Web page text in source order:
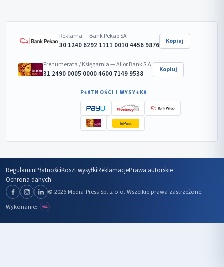
Reklama — Bank Pekao SA
30 1240 6292 1111 0010 4456 9876 Kopiuj
Prenumerata / Księgarnia — Alior Bank S.A.
31 2490 0005 0000 4600 7149 9538 Kopiuj
PŁATNOŚCI I WYSYŁKA
InPost
RegulaminPłatnościKoszt wysyłkiReklamacjePrawa autorskie
Ochrona danych
© 2026 Media-Press Sp. z o.o. Wszelkie prawa zastrzeżone.
Wykonanie: